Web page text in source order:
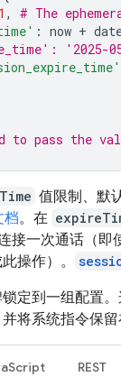
1 ,
# The
: now +
'2025-
to pass the
值限制、默
档。在
接一次通话（即
操作）。
定到一组配置
将系统指令保留
REST